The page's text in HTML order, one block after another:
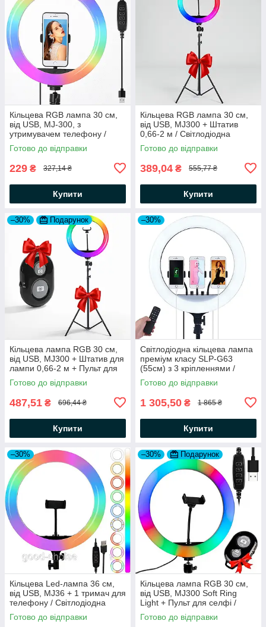
Кільцева RGB лампа 30 см,
від USB, MJ-300, з
утримувачем телефону /
Світлодіодна LED лампа
кільце для фото
Готово до відправки
229 ₴ 327,14 ₴
Купити
Кільцева RGB лампа 30 см,
від USB, MJ300 + Штатив
0,66-2 м / Світлодіодна
лампа для селфі
Готово до відправки
389,04 ₴ 555,77 ₴
Купити
–30% Подарунок
Кільцева лампа RGB 30 см,
від USB, MJ300 + Штатив для
лампи 0,66-2 м + Пульт для
селфи
Готово до відправки
487,51 ₴ 696,44 ₴
Купити
–30%
Світлодіодна кільцева лампа
преміум класу SLP-G63
(55см) з 3 кріпленнями /
Велика LED лампа для
блогерів
Готово до відправки
1 305,50 ₴ 1 865 ₴
Купити
–30%
Кільцева Led-лампа 36 см,
від USB, MJ36 + 1 тримач для
телефону / Світлодіодна
лампа RGB для фото та
відео
Готово до відправки
–30% Подарунок
Кільцева лампа RGB 30 см,
від USB, MJ300 Soft Ring
Light + Пульт для селфі /
Світлодіодна лампа
Готово до відправки